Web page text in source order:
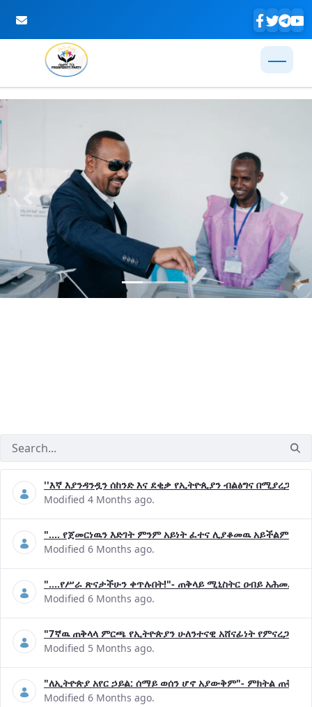
Skip to Main Content
Previous Next
''እኛ እያንዳንዷን ሰከንድ እና ደቂቃ የኢትዮጲያን ብልፅግና
Modified 4 Months ago.
".... የጀመርነዉን እድገት ምንም አይነት ፈተና ሊያቆመዉ አይችልም"-
Modified 6 Months ago.
"....የሥራ ጽናታችሁን ቀጥሉበት!"- ጠቅላይ ሚኒስትር ዐብይ አሕመድ (ዶ/
Modified 6 Months ago.
"7ኛዉ ጠቅላላ ምርጫ የኢትዮጵያን ሁለንተናዊ አሸናፊነት
Modified 5 Months ago.
"ለኢትዮጵያ አየር ኃይል: ሰማይ ወሰን ሆኖ አያውቅም"- ምክትል ጠቅላይ
Modified 6 Months ago.